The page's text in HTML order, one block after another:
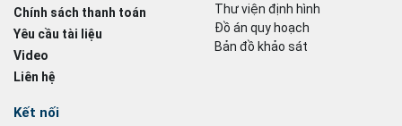
Chính sách thanh toán
Yêu cầu tài liệu
Video
Liên hệ
Thư viện định hình
Đồ án quy hoạch
Bản đồ khảo sát
Kết nối